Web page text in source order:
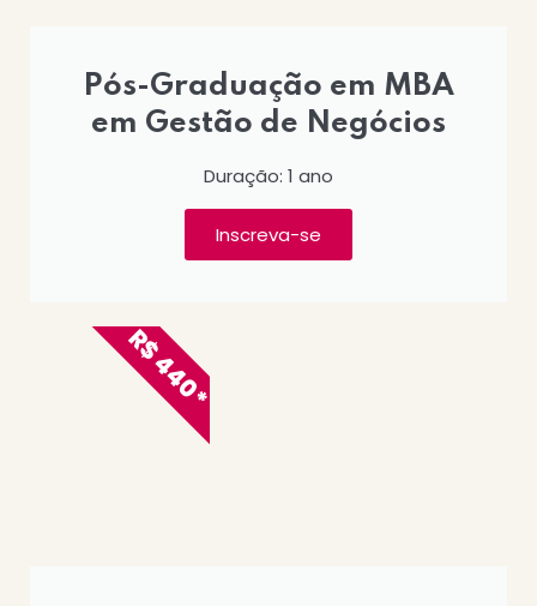
Pós-Graduação em MBA
em Gestão de Negócios
Duração: 1 ano
Inscreva-se
R$ 440*